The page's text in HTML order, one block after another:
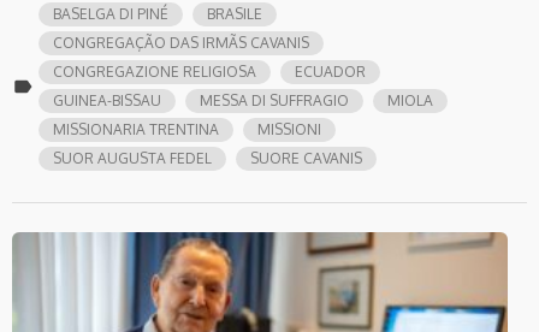
label
BASELGA DI PINÉ
BRASILE
CONGREGAÇÃO DAS IRMÃS CAVANIS
CONGREGAZIONE RELIGIOSA
ECUADOR
GUINEA-BISSAU
MESSA DI SUFFRAGIO
MIOLA
MISSIONARIA TRENTINA
MISSIONI
SUOR AUGUSTA FEDEL
SUORE CAVANIS